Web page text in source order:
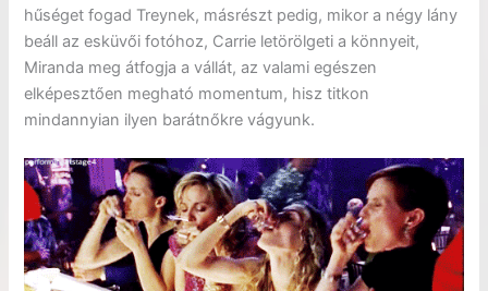
hűséget fogad Treynek, másrészt pedig, mikor a négy lány
beáll az esküvői fotóhoz, Carrie letörölgeti a könnyeit,
Miranda meg átfogja a vállát, az valami egészen
elképesztően megható momentum, hisz titkon
mindannyian ilyen barátnőkre vágyunk.